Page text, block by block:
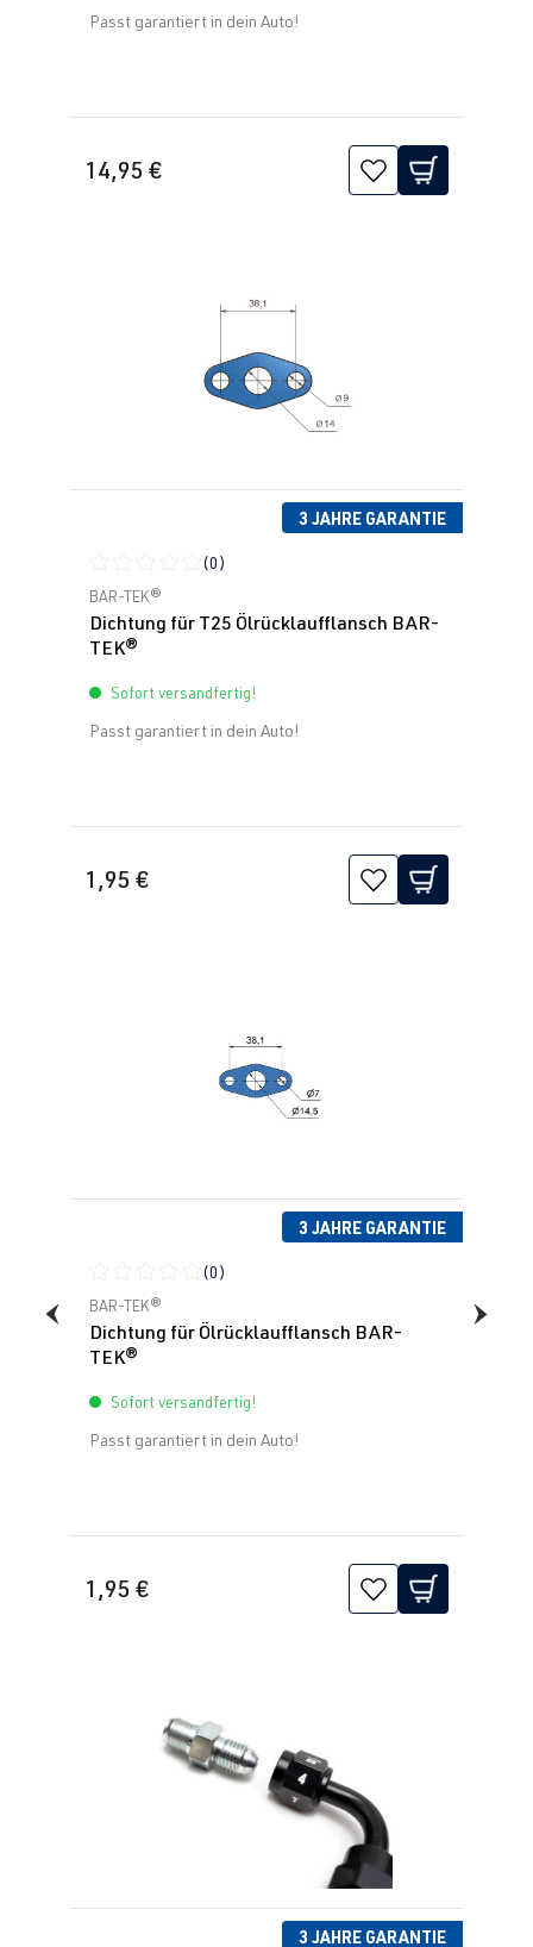
Passt garantiert in dein Auto!
14,95 €
3 JAHRE GARANTIE
Durchschnittliche Bewertung von 0 von 5 Sternen
(0)
BAR-TEK®
Dichtung für T25 Ölrücklaufflansch BAR-
TEK®
Sofort versandfertig!
Passt garantiert in dein Auto!
1,95 €
3 JAHRE GARANTIE
Durchschnittliche Bewertung von 0 von 5 Sternen
(0)
BAR-TEK®
Dichtung für Ölrücklaufflansch BAR-
TEK®
Sofort versandfertig!
Passt garantiert in dein Auto!
1,95 €
3 JAHRE GARANTIE